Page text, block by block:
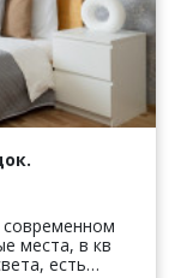
современном
места, в кв
есть